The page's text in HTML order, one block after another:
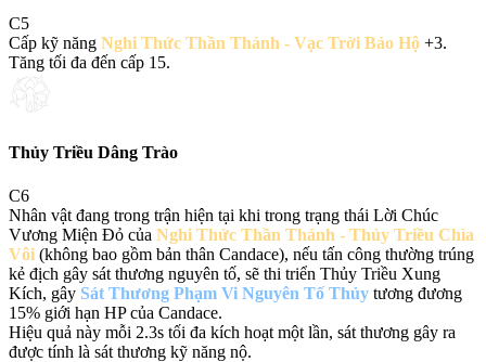
C5
Cấp kỹ năng Nghi Thức Thần Thánh - Vạc Trời Bảo Hộ +3.
Tăng tối đa đến cấp 15.
Thủy Triều Dâng Trào
C6
Nhân vật đang trong trận hiện tại khi trong trạng thái Lời Chúc
Vương Miện Đỏ của Nghi Thức Thần Thánh - Thủy Triều Chìa
Vôi (không bao gồm bản thân Candace), nếu tấn công thường trúng
kẻ địch gây sát thương nguyên tố, sẽ thi triển Thủy Triều Xung
Kích, gây Sát Thương Phạm Vi Nguyên Tố Thủy tương đương
15% giới hạn HP của Candace.
Hiệu quả này mỗi 2.3s tối đa kích hoạt một lần, sát thương gây ra
được tính là sát thương kỹ năng nộ.